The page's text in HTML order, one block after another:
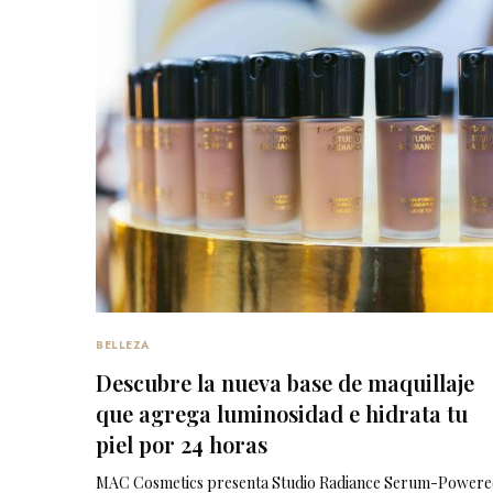
BELLEZA
Descubre la nueva base de maquillaje
que agrega luminosidad e hidrata tu
piel por 24 horas
MAC Cosmetics presenta Studio Radiance Serum-